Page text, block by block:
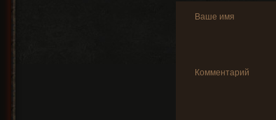
Ваше имя
Комментарий